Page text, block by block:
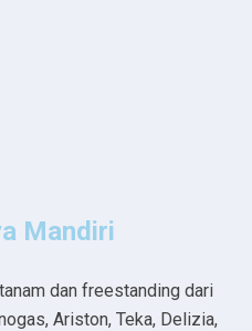
Mandiri
dan freestanding dari
Ariston, Teka, Delizia,